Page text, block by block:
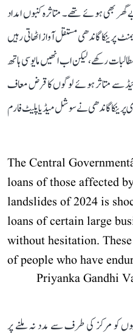
بھی ہوئے تھے۔ متاثرہ کنبوں امداد
پرینکا گاندھی مستقل آواز اٹھاتی رہیں
رکھے، لیکن اب انھیں مایوسی ہاتھ
سے متاثر ہوئے لوگوں کا قرض معاف
گاندھی نے سوشل میڈیا پلیٹ فارم
The Central
loans of those affected
landslides of 2024 is
loans of certain large
without hesitation.
of people who have
کو مرکز کی طرف سے مدد نہ ملنے پر